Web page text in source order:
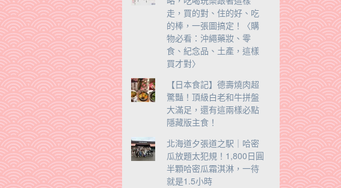
走，買的對、住的好、吃
的棒，一張圖搞定！〈購
物必看：沖繩藥妝、零
食、紀念品、土產，這樣
買才對〉
【日本食記】德壽燒肉超
驚豔！頂級白老和牛拼盤
大滿足，還有這兩樣必點
隱藏版主食！
北海道夕張道之駅｜哈密
瓜放題太犯規！1,800日圓
半顆哈密瓜霜淇淋，一待
就是1.5小時